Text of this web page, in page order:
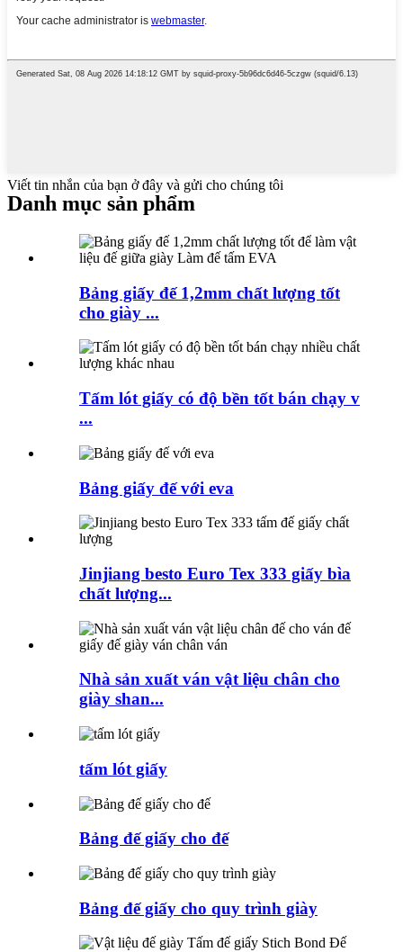
Viết tin nhắn của bạn ở đây và gửi cho chúng tôi
Danh mục sản phẩm
Bảng giấy đế 1,2mm chất lượng tốt
cho giày ...
Tấm lót giấy có độ bền tốt bán chạy v
...
Bảng giấy đế với eva
Jinjiang besto Euro Tex 333 giấy bìa
chất lượng...
Nhà sản xuất ván vật liệu chân cho
giày shan...
tấm lót giấy
Bảng đế giấy cho đế
Bảng đế giấy cho quy trình giày